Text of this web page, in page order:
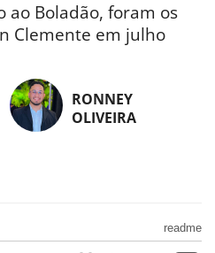
ao Boladão, foram os
Clemente em julho
RONNEY
OLIVEIRA
readme